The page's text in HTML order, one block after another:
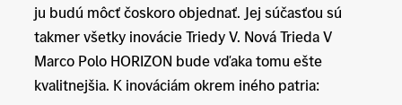
ju budú môcť čoskoro objednať. Jej súčasťou sú
takmer všetky inovácie Triedy V. Nová Trieda V
Marco Polo HORIZON bude vďaka tomu ešte
kvalitnejšia. K inováciám okrem iného patria: